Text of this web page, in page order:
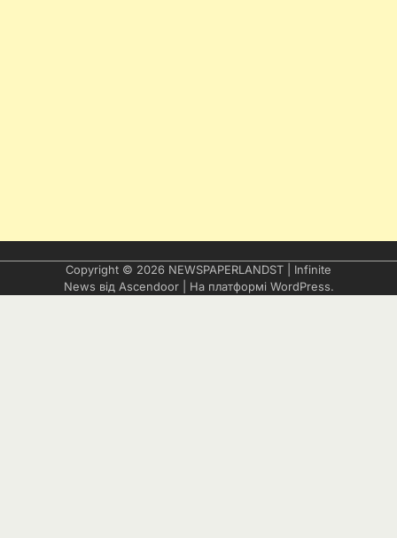
Copyright © 2026 NEWSPAPERLANDST | Infinite
News від Ascendoor| На платформі WordPress.